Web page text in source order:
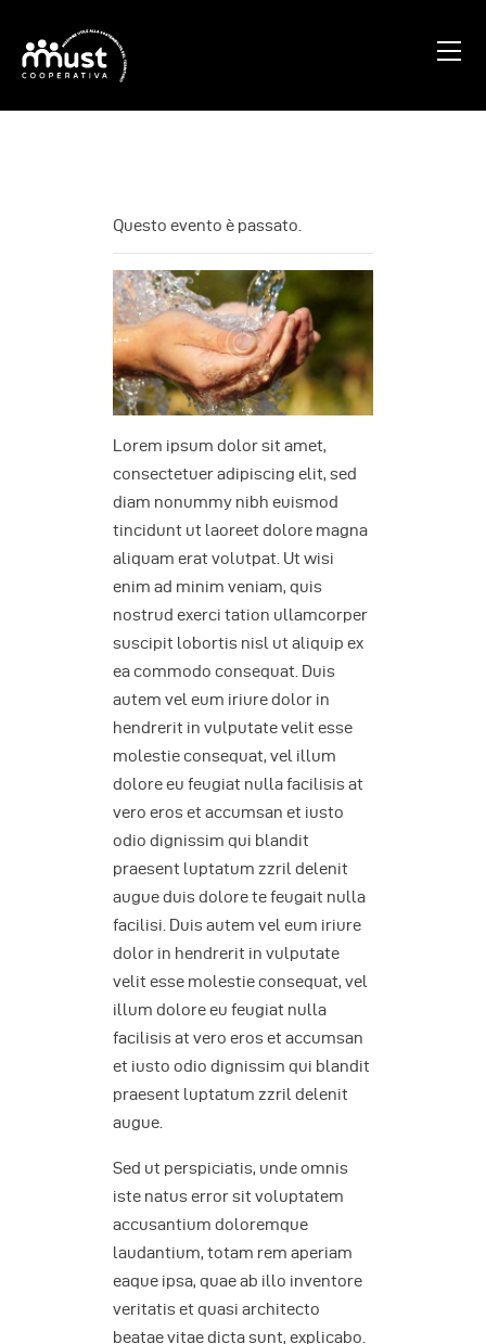
Progetti
Contatti
Questo evento è passato.
Lorem ipsum dolor sit amet,
consectetuer adipiscing elit, sed
diam nonummy nibh euismod
tincidunt ut laoreet dolore magna
aliquam erat volutpat. Ut wisi
enim ad minim veniam, quis
nostrud exerci tation ullamcorper
suscipit lobortis nisl ut aliquip ex
ea commodo consequat. Duis
autem vel eum iriure dolor in
hendrerit in vulputate velit esse
molestie consequat, vel illum
dolore eu feugiat nulla facilisis at
vero eros et accumsan et iusto
odio dignissim qui blandit
praesent luptatum zzril delenit
augue duis dolore te feugait nulla
facilisi. Duis autem vel eum iriure
dolor in hendrerit in vulputate
velit esse molestie consequat, vel
illum dolore eu feugiat nulla
facilisis at vero eros et accumsan
et iusto odio dignissim qui blandit
praesent luptatum zzril delenit
augue.
Sed ut perspiciatis, unde omnis
iste natus error sit voluptatem
accusantium doloremque
laudantium, totam rem aperiam
eaque ipsa, quae ab illo inventore
veritatis et quasi architecto
beatae vitae dicta sunt, explicabo.